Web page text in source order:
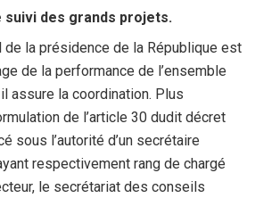
suivi des grands projets.
de la présidence de la République est
de la performance de l’ensemble
assure la coordination. Plus
de l’article 30 dudit décret
sous l’autorité d’un secrétaire
respectivement rang de chargé
le secrétariat des conseils